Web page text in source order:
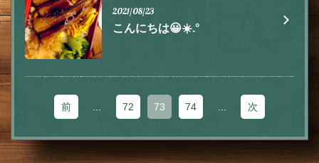
2021/08/23
こんにちは😀☀️.°
前 ... 72 73 74 ... 次